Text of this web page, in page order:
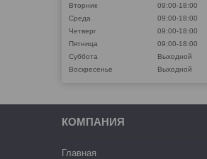
Вторник
09:00-18:00
Среда
09:00-18:00
Четверг
09:00-18:00
Пятница
09:00-18:00
Суббота
Выходной
Воскресенье
Выходной
КОМПАНИЯ
Главная